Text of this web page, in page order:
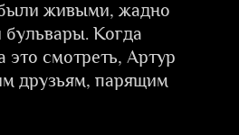
живыми, жадно
Когда
это смотреть, Артур
друзьям, парящим